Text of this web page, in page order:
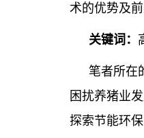
术的优势及
关键词：
笔者所在
困扰养猪业
探索节能环